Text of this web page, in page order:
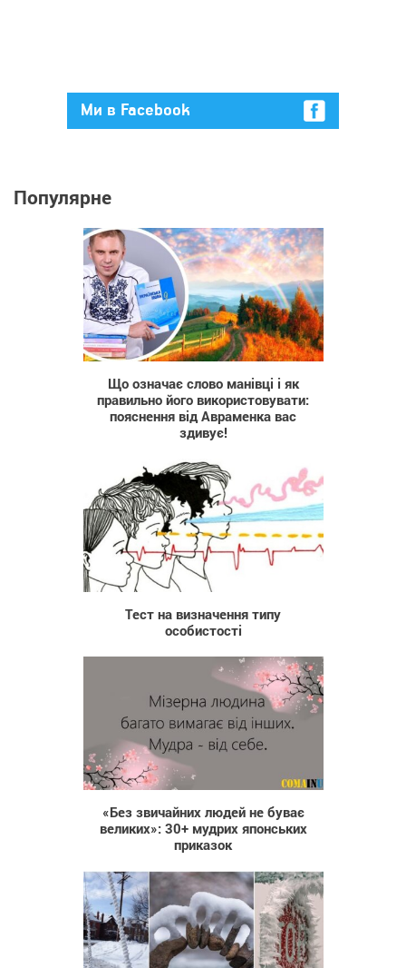
Ми в Facebook
Популярне
204
Що означає слово манівці і як
правильно його використовувати:
пояснення від Авраменка вас
здивує!
Тест на визначення типу
особистості
48 200
«Без звичайних людей не буває
великих»: 30+ мудрих японських
приказок